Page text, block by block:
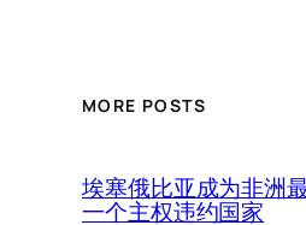
MORE POSTS
埃塞俄比亚成为非洲
一个主权违约国家